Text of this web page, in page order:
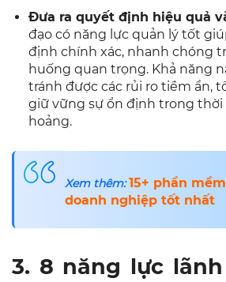
Đưa ra quyết định hiệu quả
đạo có năng lực quản lý tốt
định chính xác, nhanh chóng
huống quan trọng. Khả năng
tránh được các rủi ro tiềm ẩn,
giữ vững sự ổn định trong
hoảng.
Xem thêm:15+ phần
doanh nghiệp tốt nhất
3. 8 năng lực